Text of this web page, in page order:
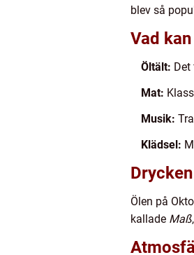
blev så
Vad
Öltält: Det
Mat:
Musik:
Klädsel:
Ölen på
kallade Maß